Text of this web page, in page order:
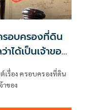
อบครองที่ดิน
ได้เป็นเจ้าของ
เรื่อง ครอบครองที่ดิน
าของ